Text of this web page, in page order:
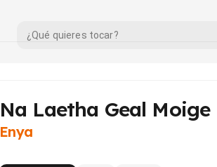
Na Laetha Geal Moige
Enya